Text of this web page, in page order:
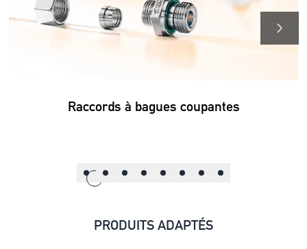
Raccords à bagues coupantes
PRODUITS ADAPTÉS